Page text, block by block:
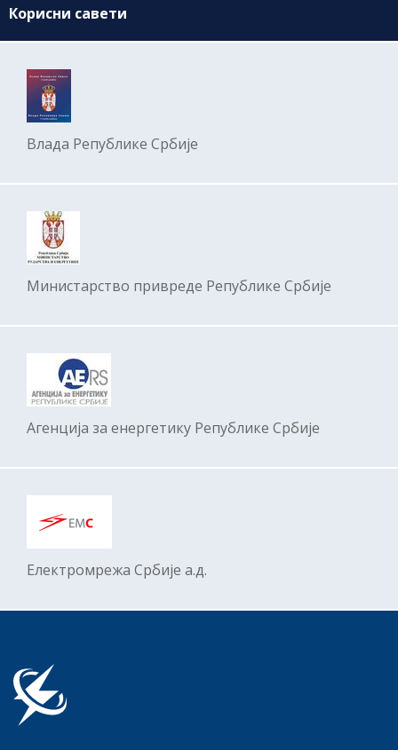
Корисни савети
Влада Републике Србије
Министарство привреде Републике Србије
Агенција за енергетику Републике Србије
Електромрежa Србије а.д.